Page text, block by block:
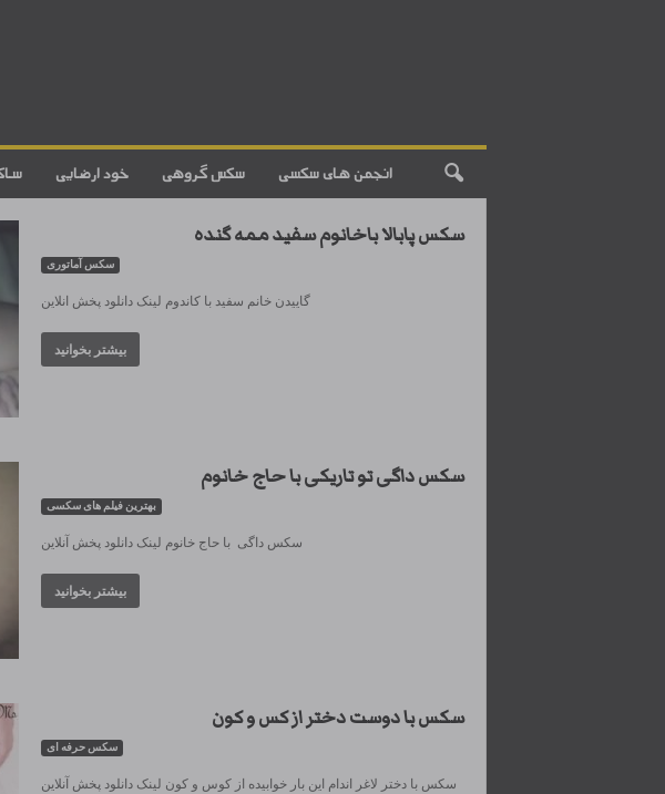
خود ارضایی سکس گروهی انجمن های سکسی
سکس پابالا باخانوم سفید ممه گنده
سکس آماتوری
گاییدن خانم سفید با کاندوم لینک دانلود پخش انلاین
بیشتر بخوانید
سکس داگی تو تاریکی با حاج خانوم
بهترین فیلم های سکسی
سکس داگی با حاج خانوم لینک دانلود پخش آنلاین
بیشتر بخوانید
سکس با دوست دختر از کس و کون
سکس حرفه ای
سکس با دختر لاغر اندام این بار خوابیده از کوس و کون لینک دانلود پخش آنلاین